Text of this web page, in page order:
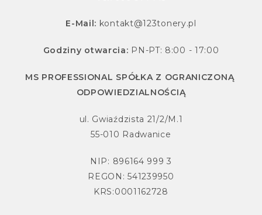
E-Mail: kontakt@123tonery.pl
Godziny otwarcia: PN-PT: 8:00 - 17:00
MS PROFESSIONAL SPÓŁKA Z OGRANICZONĄ
ODPOWIEDZIALNOŚCIĄ
ul. Gwiaździsta 21/2/M.1
55-010 Radwanice
NIP: 896164 999 3
REGON: 541239950
KRS:0001162728